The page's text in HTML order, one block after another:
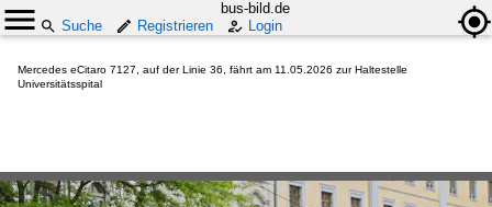
bus-bild.de
Suche
Registrieren Login
Mercedes eCitaro 7127, auf der Linie 36, fährt am 11.05.2026 zur Haltestelle
Universitätsspital